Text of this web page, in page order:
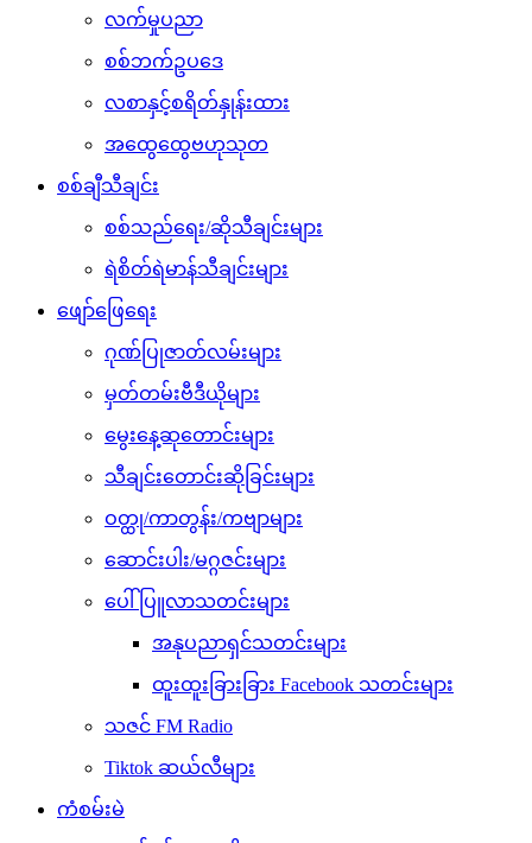
လက်မှုပညာ
စစ်ဘက်ဥပဒေ
လစာနှင့်စရိတ်နှုန်းထား
အထွေထွေဗဟုသုတ
စစ်ချီသီချင်း
စစ်သည်ရေး/ဆိုသီချင်းများ
ရဲစိတ်ရဲမာန်သီချင်းများ
ဖျော်ဖြေရေး
ဂုဏ်ပြုဇာတ်လမ်းများ
မှတ်တမ်းဗီဒီယိုများ
မွေးနေ့ဆုတောင်းများ
သီချင်းတောင်းဆိုခြင်းများ
ဝတ္ထု/ကာတွန်း/ကဗျာများ
ဆောင်းပါး/မဂ္ဂဇင်းများ
ပေါ်ပြူလာသတင်းများ
အနုပညာရှင်သတင်းများ
ထူးထူးခြားခြား Facebook သတင်းများ
သဇင် FM Radio
Tiktok ဆယ်လီများ
ကံစမ်းမဲ